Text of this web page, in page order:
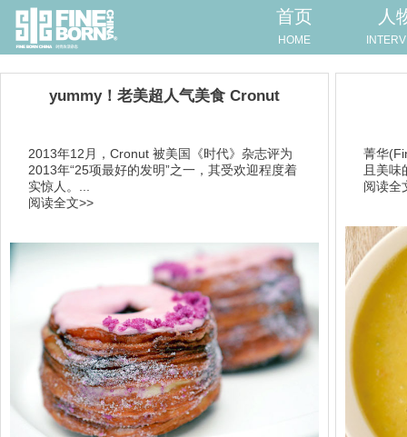
首页
HOME
人
yummy！老美超人气美食 Cronut
2013年12月，Cronut 被美国《时代》杂志评为
2013年“25项最好的发明”之一，其受欢迎程度着
实惊人。...
阅读全文>>
菁华
且美
阅读全